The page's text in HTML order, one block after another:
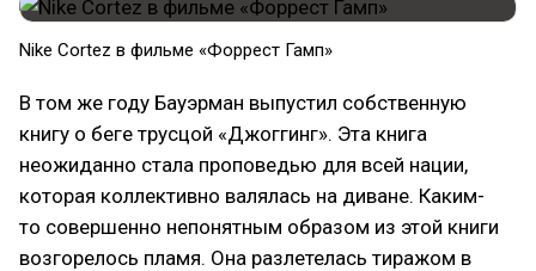
Nike Cortez в фильме «Форрест Гамп»
В том же году Бауэрман выпустил собственную
книгу о беге трусцой «Джоггинг». Эта книга
неожиданно стала проповедью для всей нации,
которая коллективно валялась на диване. Каким-
то совершенно непонятным образом из этой книги
возгорелось пламя. Она разлетелась тиражом в